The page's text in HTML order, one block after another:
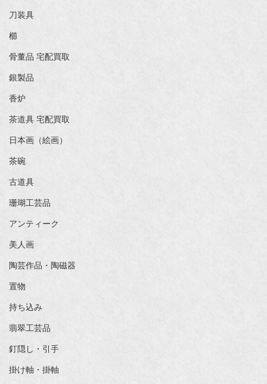
刀装具
櫛
骨董品 宅配買取
銀製品
香炉
茶道具 宅配買取
日本画（絵画）
茶碗
古道具
珊瑚工芸品
アンティーク
美人画
陶芸作品・陶磁器
置物
持ち込み
翡翠工芸品
釘隠し・引手
掛け軸・掛軸